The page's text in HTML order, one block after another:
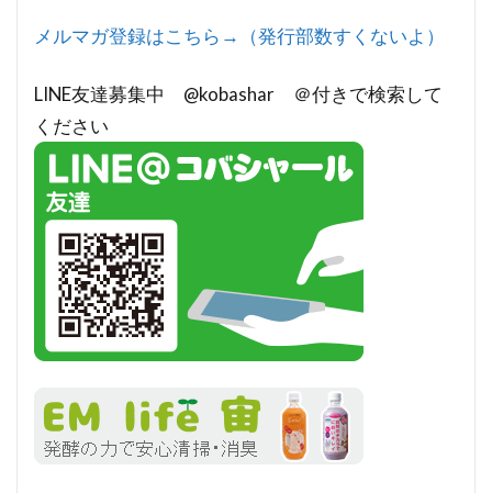
メルマガ登録はこちら→（発行部数すくないよ）
LINE友達募集中 @kobashar ＠付きで検索して
ください